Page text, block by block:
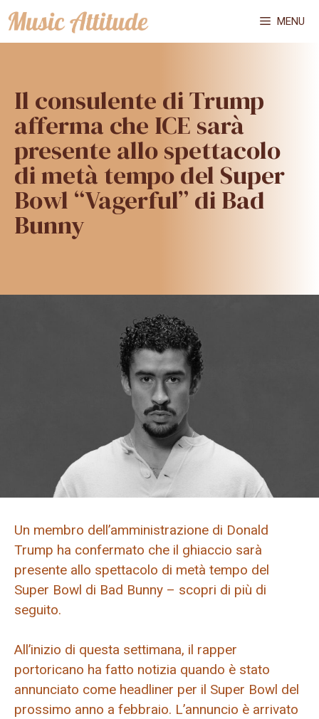
Vai
al
MENU
Il consulente di Trump
afferma che ICE sarà
presente allo spettacolo
di metà tempo del Super
Bowl “Vagerful” di Bad
Bunny
Un membro dell’amministrazione di Donald
Trump ha confermato che il ghiaccio sarà
presente allo spettacolo di metà tempo del
Super Bowl di Bad Bunny – scopri di più di
seguito.
All’inizio di questa settimana, il rapper
portoricano ha fatto notizia quando è stato
annunciato come headliner per il Super Bowl del
prossimo anno a febbraio. L’annuncio è arrivato